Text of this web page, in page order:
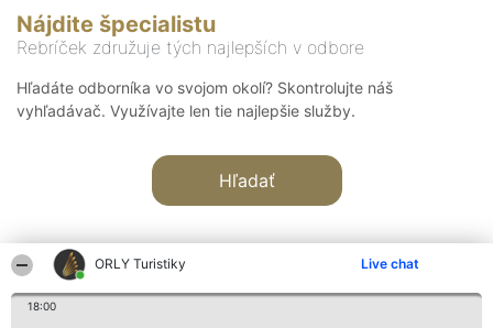
ORLY Turistiky Live chat
18:00
Nájdite špecialistu
Rebríček združuje tých najlepších v odbore
Hľadáte odborníka vo svojom okolí? Skontrolujte náš
vyhľadávač. Využívajte len tie najlepšie služby.
Hľadať